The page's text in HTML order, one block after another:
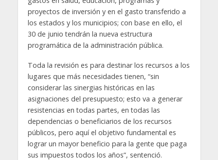
proyectos de inversión y en el gasto transferido a
los estados y los municipios; con base en ello, el
30 de junio tendrán la nueva estructura
programática de la administración pública.
Toda la revisión es para destinar los recursos a los
lugares que más necesidades tienen, “sin
considerar las sinergias históricas en las
asignaciones del presupuesto; esto va a generar
resistencias en todas partes, en todas las
dependencias o beneficiarios de los recursos
públicos, pero aquí el objetivo fundamental es
lograr un mayor beneficio para la gente que paga
sus impuestos todos los años”, sentenció.